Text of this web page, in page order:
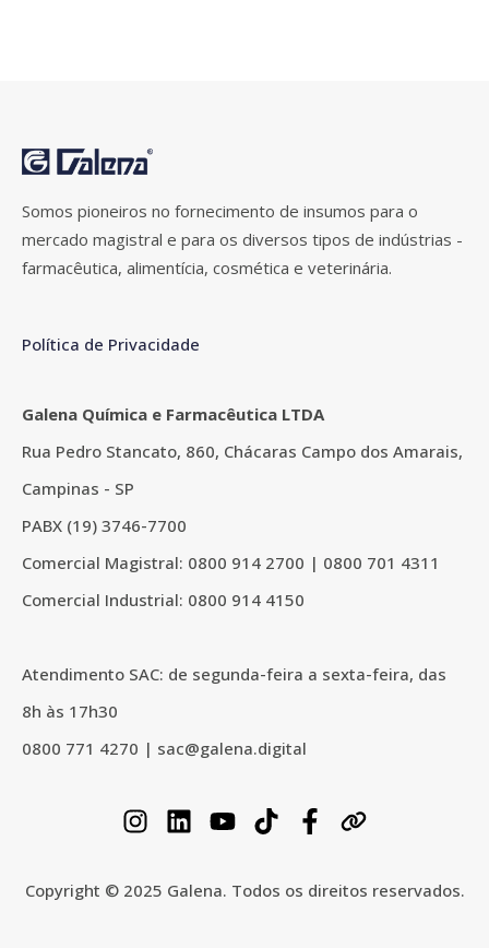
Somos pioneiros no fornecimento de insumos para o
mercado magistral e para os diversos tipos de indústrias -
farmacêutica, alimentícia, cosmética e veterinária.
Política de Privacidade
Galena Química e Farmacêutica LTDA
Rua Pedro Stancato, 860, Chácaras Campo dos Amarais,
Campinas - SP
PABX (19) 3746-7700
Comercial Magistral: 0800 914 2700 | 0800 701 4311
Comercial Industrial: 0800 914 4150
Atendimento SAC: de segunda-feira a sexta-feira, das
8h às 17h30
0800 771 4270 | sac@galena.digital
Copyright © 2025 Galena. Todos os direitos reservados.